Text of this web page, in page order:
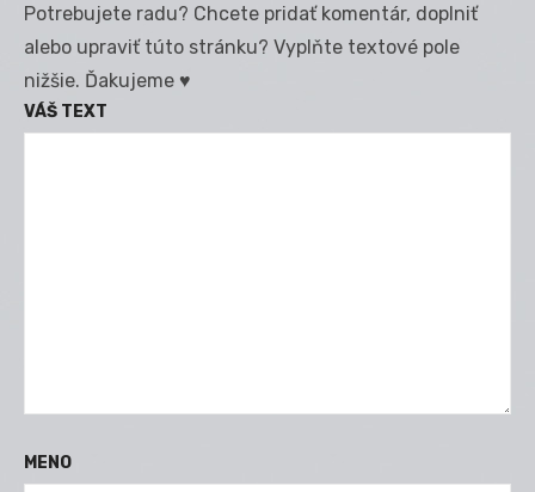
Potrebujete radu? Chcete pridať komentár, doplniť
alebo upraviť túto stránku? Vyplňte textové pole
nižšie. Ďakujeme ♥
VÁŠ TEXT
MENO